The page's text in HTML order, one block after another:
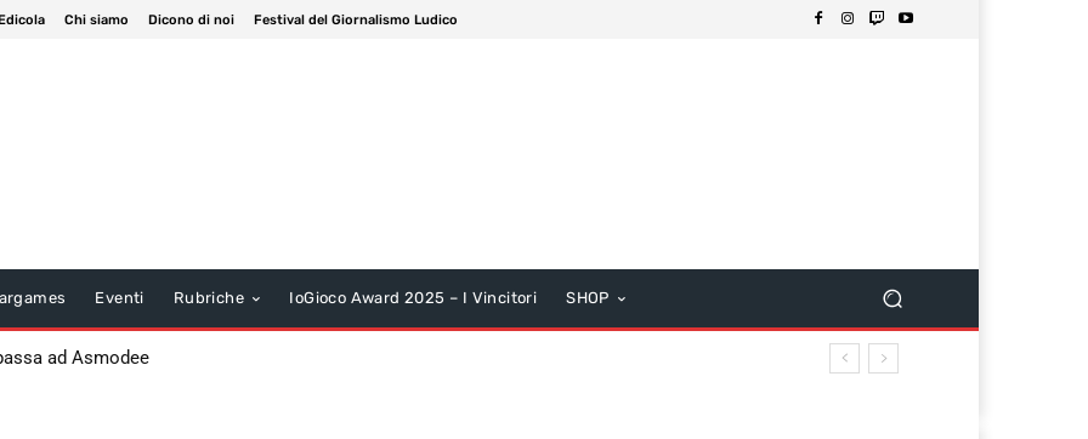
Chi siamo Dicono di noi Festival del Giornalismo Ludico
Eventi Rubriche IoGioco Award 2025 – I Vincitori SHOP
ad Asmodee